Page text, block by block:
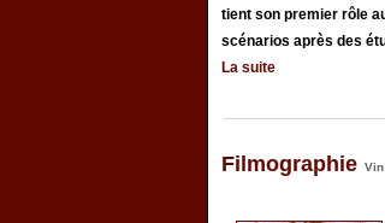
tient son premier rôle
scénarios après des
La suite
Filmographie Vin